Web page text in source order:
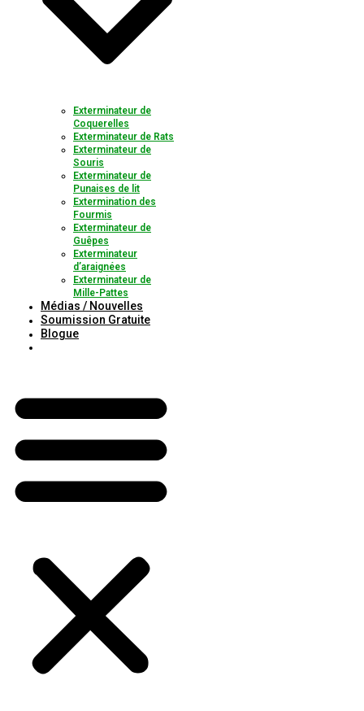
Exterminateur de
Coquerelles
Exterminateur de Rats
Exterminateur de
Souris
Exterminateur de
Punaises de lit
Extermination des
Fourmis
Exterminateur de
Guêpes
Exterminateur
d’araignées
Exterminateur de
Mille-Pattes
Médias / Nouvelles
Soumission Gratuite
Blogue